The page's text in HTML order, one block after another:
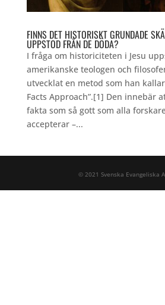
FINNS DET HISTORISKT GRUNDADE
UPPSTOD FRÅN DE DÖDA?
I fråga om historiciteten i Jesu
amerikanske teologen och
utvecklat en metod som han
Facts Approach”.[1] Den innebär
fakta som så gott som alla
accepterar –...
© 2021 Svenska Evangeliska